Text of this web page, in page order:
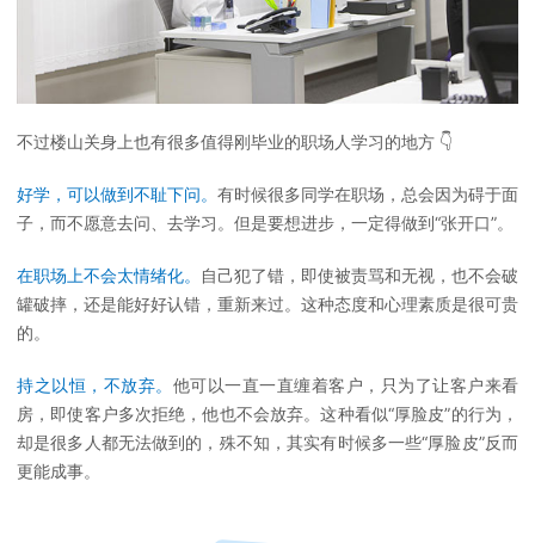
不过楼山关身上也有很多值得刚毕业的职场人学习的地方 👇
好学，可以做到不耻下问。 有时候很多同学在职场，总会因为碍于面
子，而不愿意去问、去学习。但是要想进步，一定得做到“张开口”。
在职场上不会太情绪化。
自己犯了错，即使被责骂和无视，也不会破
罐破摔，还是能好好认错，重新来过。这种态度和心理素质是很可贵
的。
持之以恒，不放弃。 他可以一直一直缠着客户，只为了让客户来看
房，即使客户多次拒绝，他也不会放弃。这种看似“厚脸皮”的行为，
却是很多人都无法做到的，殊不知，其实有时候多一些“厚脸皮”反而
更能成事。